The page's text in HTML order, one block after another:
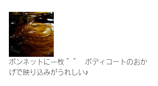
ボンネットに一枚＾＾　ボディコートのおか
げで映り込みがうれしい♪